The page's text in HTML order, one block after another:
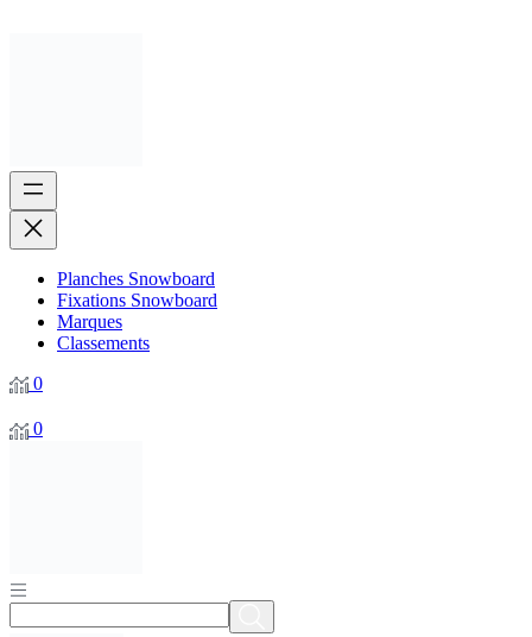
Planches Snowboard
Fixations Snowboard
Marques
Classements
0
0